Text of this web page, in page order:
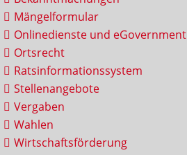
Mängelformular
Onlinedienste und eGovernment
Ortsrecht
Ratsinformationssystem
Stellenangebote
Vergaben
Wahlen
Wirtschaftsförderung